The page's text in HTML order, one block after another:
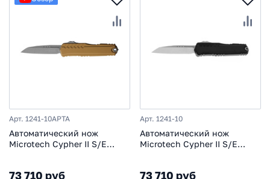
Арт. 1241-10APTA
Автоматический нож
Microtech Cypher II S/E
коричневый
73 710 руб
Арт. 1241-10
Автоматический нож
Microtech Cypher II S/E
73 710 руб